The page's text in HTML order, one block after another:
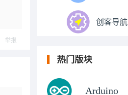
举报
创客导航
热门版块
Arduino